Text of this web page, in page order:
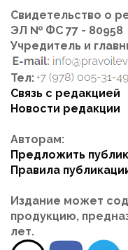
Свидетельство о
ЭЛ № ФС 77 - 80958
Учредитель и
Тел:
Связь с редакцией
Новости редакции
Авторам:
Предложить
Правила
Издание может
продукцию,
лет.